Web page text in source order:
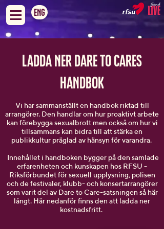
ENG
LADDA NER DARE TO CARES
HANDBOK
Vi har sammanställt en handbok riktad till
arrangörer. Den handlar om hur proaktivt arbete
kan förebygga sexualbrott men också om hur vi
tillsammans kan bidra till att stärka en
publikkultur präglad av hänsyn för varandra.
Innehållet i handboken bygger på den samlade
erfarenheten och kunskapen hos RFSU -
Riksförbundet för sexuell upplysning, polisen
och de festivaler, klubb- och konsertarrangörer
som varit del av Dare to Care-satsningen så här
långt. Här nedanför finns den att ladda ner
kostnadsfritt.